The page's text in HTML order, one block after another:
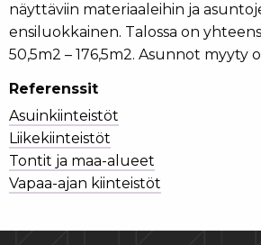
näyttäviin materiaaleihin ja
ensiluokkainen. Talossa on
50,5m2 – 176,5m2. Asunnot myyty
Referenssit
Asuinkiinteistöt
Liikekiinteistöt
Tontit ja maa-alueet
Vapaa-ajan kiinteistöt